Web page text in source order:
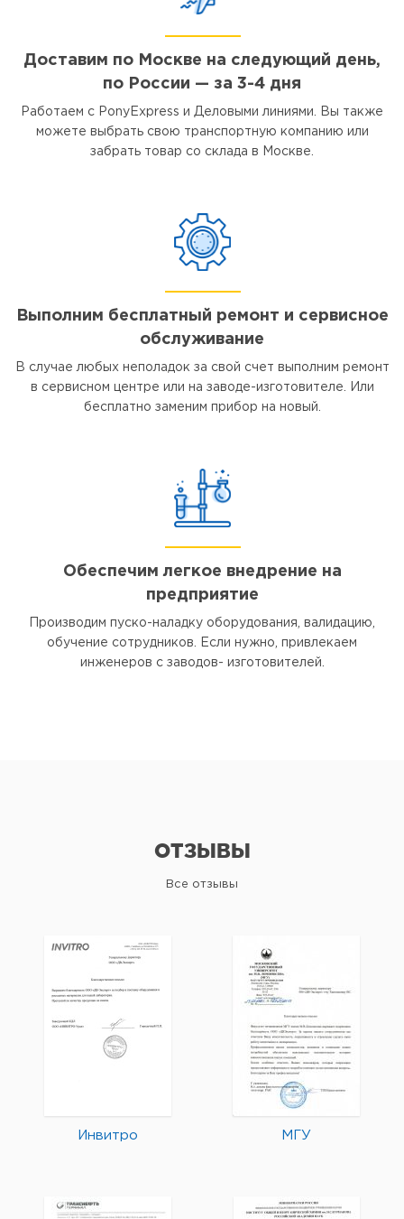
Доставим по Москве на следующий день,
по России — за 3-4 дня
Работаем с PonyExpress и Деловыми линиями. Вы также
можете выбрать свою транспортную компанию или
забрать товар со склада в Москве.
Выполним бесплатный ремонт и сервисное
обслуживание
В случае любых неполадок за свой счет выполним ремонт
в сервисном центре или на заводе-изготовителе. Или
бесплатно заменим прибор на новый.
Обеспечим легкое внедрение на
предприятие
Производим пуско-наладку оборудования, валидацию,
обучение сотрудников. Если нужно, привлекаем
инженеров с заводов- изготовителей.
ОТЗЫВЫ
Все отзывы
Инвитро МГУ